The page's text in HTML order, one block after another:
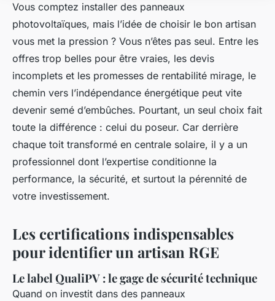
Vous comptez installer des panneaux
photovoltaïques, mais l’idée de choisir le bon artisan
vous met la pression ? Vous n’êtes pas seul. Entre les
offres trop belles pour être vraies, les devis
incomplets et les promesses de rentabilité mirage, le
chemin vers l’indépendance énergétique peut vite
devenir semé d’embûches. Pourtant, un seul choix fait
toute la différence : celui du poseur. Car derrière
chaque toit transformé en centrale solaire, il y a un
professionnel dont l’expertise conditionne la
performance, la sécurité, et surtout la pérennité de
votre investissement.
Les certifications indispensables
pour identifier un artisan RGE
Le label QualiPV : le gage de sécurité technique
Quand on investit dans des panneaux